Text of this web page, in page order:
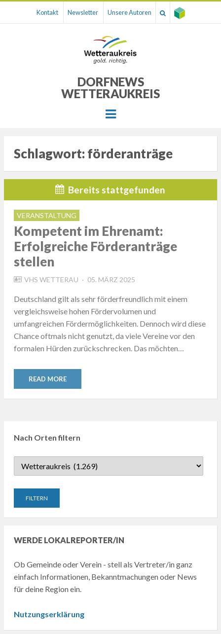
Kontakt Newsletter Unsere Autoren
DORFNEWS
WETTERAUKREIS
Menu
Schlagwort: förderanträge
Bereits stattgefunden
VERANSTALTUNG
Kompetent im Ehrenamt:
Erfolgreiche Förderanträge
stellen
VHS WETTERAU
POSTED
05. MÄRZ 2025
Deutschland gilt als sehr förderfreundlich mit einem
vergleichsweise hohen Fördervolumen und
umfangreichen Fördermöglichkeiten. Dennoch wird diese
Chance oftmals nicht genutzt, da viele Vereine vor den
formalen Hürden zurückschrecken. Das möchten…
READ MORE
Nach Orten filtern
WERDE LOKALREPORTER/IN
Ob Gemeinde oder Verein - stell als Vertreter/in ganz
einfach Informationen, Bekanntmachungen oder News
für deine Region ein.
Nutzungserklärung